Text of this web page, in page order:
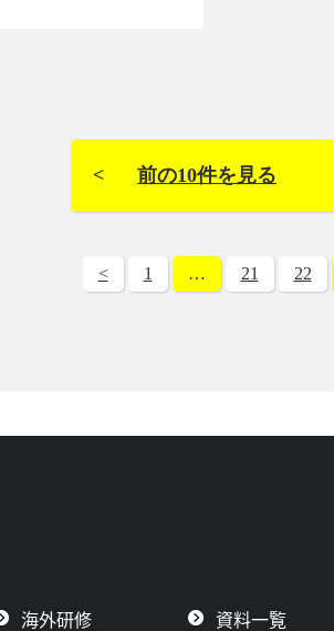
前の10件を見る
< 1 … 21 22
海外研修 資料一覧